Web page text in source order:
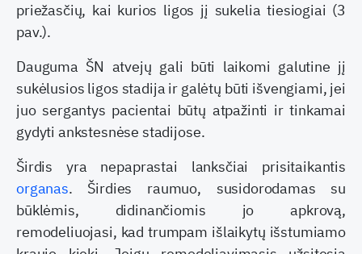
priežasčių, kai kurios ligos jį sukelia tiesiogiai (3
pav.).
Dauguma ŠN atvejų gali būti laikomi galutine jį
sukėlusios ligos stadija ir galėtų būti išvengiami, jei
juo sergantys pacientai būtų atpažinti ir tinkamai
gydyti ankstesnėse stadijose.
Širdis yra nepaprastai lanksčiai prisitaikantis
organas. Širdies raumuo, susidorodamas su
būklėmis, didinančiomis jo apkrovą,
remodeliuojasi, kad trumpam išlaikytų išstumiamo